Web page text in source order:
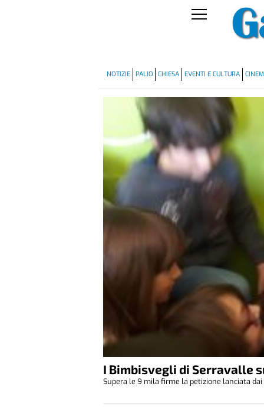
NOTIZIE PALIO CHIESA EVENTI E CULTURA
I Bimbisvegli di Serravalle
Supera le 9 mila firme la petizione lanciata